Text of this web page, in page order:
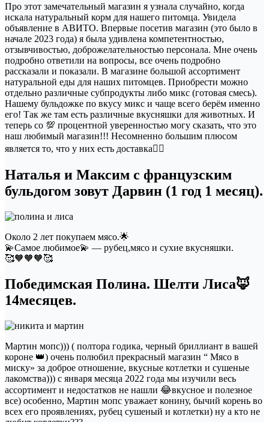
Про этот замечательный магазин я узнала случайно, когда
искала натуральный корм для нашего питомца. Увидела
объявление в АВИТО. Впервые посетив магазин (это было в
начале 2023 года) я была удивлена компетентностью,
отзывчивостью, доброжелательностью персонала. Мне очень
подробно ответили на вопросы, все очень подробно
рассказали и показали. В магазине большой ассортимент
натуральной еды для наших питомцев. Приобрести можно
отдельно различные субпродукты либо микс (готовая смесь).
Нашему бульдожке по вкусу микс и чаще всего берём именно
его! Так же там есть различные вкусняшки для животных. И
теперь со 💯 процентной уверенностью могу сказать, что это
наш любимый магазин!!! Несомненно большим плюсом
является то, что у них есть доставка👌🏼
Наталья и Максим с французским
бульдогом зовут Дарвин (1 год 1 месяц).
Около 2 лет покупаем мясо.🌟
💫Самое любимое💫 — рубец,мясо и сухие вкусняшки.
🥰🧡🧡🧡🥰
Победимская Полина. Шелти Лиса🦊
14месяцев.
Мартин мопс))) ( полтора годика, черный бриллиант в вашей
короне 👑) очень полюбил прекрасный магазин “ Мясо в
миску» за доброе отношение, вкусные котлетки и сушеные
лакомства))) с января месяца 2022 года мы изучили весь
ассортимент и недостатков не нашли 😂вкусное и полезное
все) особенно, Мартин мопс уважает конину, бычий корень во
всех его проявлениях, рубец сушеный и котлетки) ну а кто не